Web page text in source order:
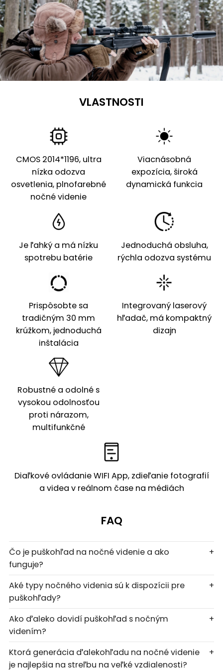
VLASTNOSTI
CMOS 2014*1196, ultra
nízka odozva
osvetlenia, plnofarebné
nočné videnie
Viacnásobná
expozícia, široká
dynamická funkcia
Je ľahký a má nízku
spotrebu batérie
Jednoduchá obsluha,
rýchla odozva systému
Prispôsobte sa
tradičným 30 mm
krúžkom, jednoduchá
inštalácia
Integrovaný laserový
hľadač, má kompaktný
dizajn
Robustné a odolné s
vysokou odolnosťou
proti nárazom,
multifunkčné
Diaľkové ovládanie WIFI App, zdieľanie fotografií
a videa v reálnom čase na médiách
FAQ
Čo je puškohľad na nočné videnie a ako
funguje?
+
Aké typy nočného videnia sú k dispozícii pre
puškohľady?
+
Ako ďaleko dovidí puškohľad s nočným
videním?
+
Ktorá generácia ďalekohľadu na nočné videnie
je najlepšia na streľbu na veľké vzdialenosti?
+